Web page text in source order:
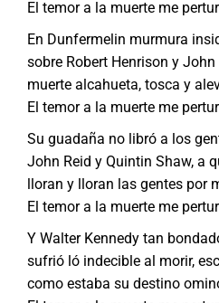
El temor a la muerte me
En Dunfermelin murmura
sobre Robert Henrison y John
muerte alcahueta, tosca y
El temor a la muerte me
Su guadaña no libró a los
John Reid y Quintin Shaw, a
lloran y lloran las gentes por
El temor a la muerte me
Y Walter Kennedy tan
sufrió ló indecible al morir,
como estaba su destino